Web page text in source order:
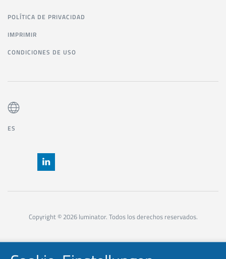
POLÍTICA DE PRIVACIDAD
IMPRIMIR
CONDICIONES DE USO
ES
Copyright © 2026 luminator. Todos los derechos reservados.